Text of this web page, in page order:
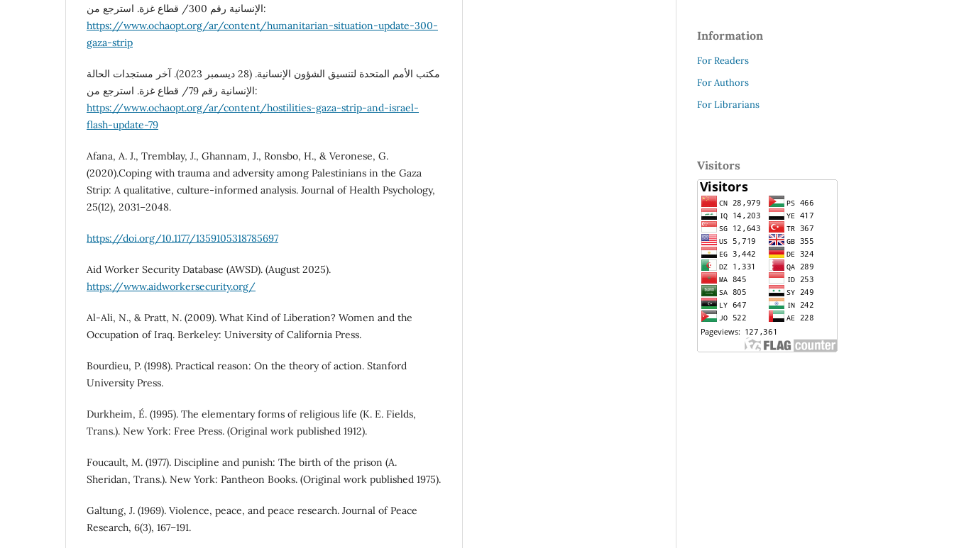
الإنسانية رقم 300/ قطاع غزة. استرجع من:
https://www.ochaopt.org/ar/content/humanitarian-situation-update-300-
gaza-strip
مكتب الأمم المتحدة لتنسيق الشؤون الإنسانية. (28 ديسمبر 2023). آخر مستجدات الحالة
الإنسانية رقم 79/ قطاع غزة. استرجع من:
https://www.ochaopt.org/ar/content/hostilities-gaza-strip-and-israel-
flash-update-79
Afana, A. J., Tremblay, J., Ghannam, J., Ronsbo, H., & Veronese, G.
(2020).Coping with trauma and adversity among Palestinians in the Gaza
Strip: A qualitative, culture-informed analysis. Journal of Health Psychology,
25(12), 2031–2048.
https://doi.org/10.1177/1359105318785697
Aid Worker Security Database (AWSD). (August 2025).
https://www.aidworkersecurity.org/
Al-Ali, N., & Pratt, N. (2009). What Kind of Liberation? Women and the
Occupation of Iraq. Berkeley: University of California Press.
Bourdieu, P. (1998). Practical reason: On the theory of action. Stanford
University Press.
Durkheim, É. (1995). The elementary forms of religious life (K. E. Fields,
Trans.). New York: Free Press. (Original work published 1912).
Foucault, M. (1977). Discipline and punish: The birth of the prison (A.
Sheridan, Trans.). New York: Pantheon Books. (Original work published 1975).
Galtung, J. (1969). Violence, peace, and peace research. Journal of Peace
Research, 6(3), 167–191.
Information
For Readers
For Authors
For Librarians
Visitors